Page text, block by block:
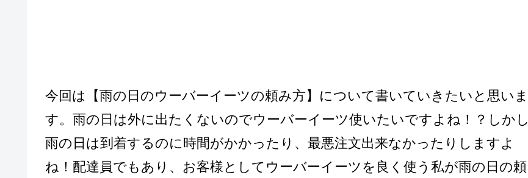
今回は【雨の日のウーバーイーツの頼み方】について書いていきたいと思いま
す。雨の日は外に出たくないのでウーバーイーツ使いたいですよね！？しかし
雨の日は到着するのに時間がかかったり、最悪注文出来なかったりしますよ
ね！配達員でもあり、お客様としてウーバーイーツを良く使う私が雨の日の頼